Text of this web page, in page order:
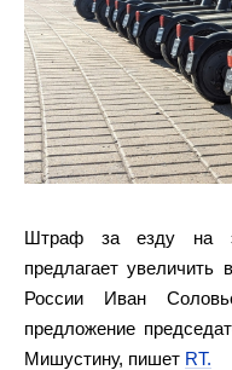
Штраф за езду на
предлагает
России Иван
предложение
Мишустину, пишет RT.